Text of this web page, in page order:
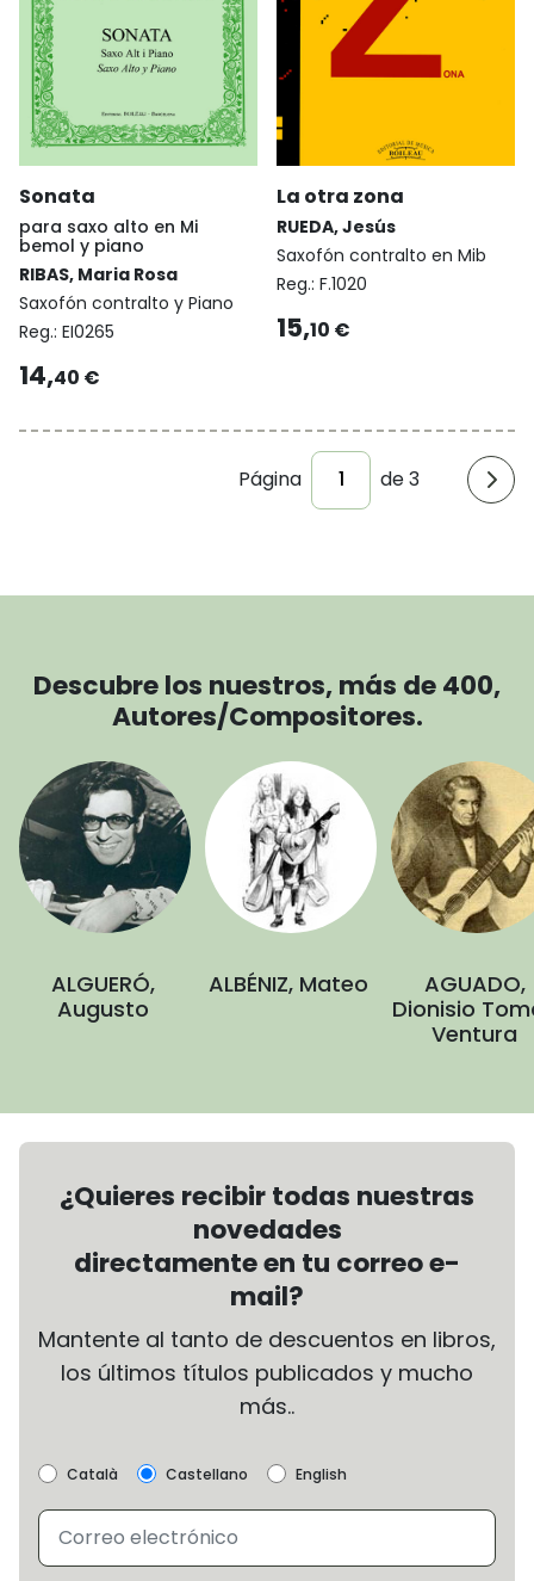
Sonata
para saxo alto en Mi
bemol y piano
RIBAS, Maria Rosa
Saxofón contralto y Piano
Reg.: EI0265
14,40 €
La otra zona
RUEDA, Jesús
Saxofón contralto en Mib
Reg.: F.1020
15,10 €
Página de 3
Descubre los nuestros, más de 400,
Autores/Compositores.
ALGUERÓ,
Augusto
ALBÉNIZ, Mateo
AGUADO,
Dionisio
Ventura
¿Quieres recibir todas nuestras
novedades
directamente en tu correo e-
mail?
Mantente al tanto de descuentos en libros,
los últimos títulos publicados y mucho
más..
Català Castellano English